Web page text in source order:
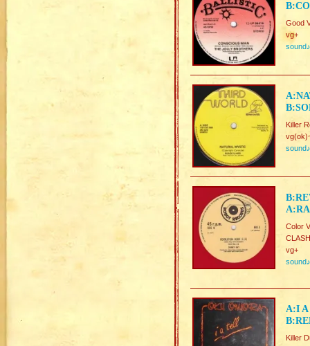
Good
vg+
sound♪
Killer
sound♪
Color
vg+
sound♪
A:I A
Killer